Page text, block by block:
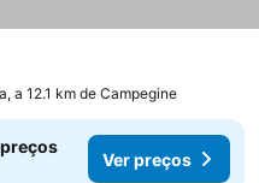
a 12.1 km de Campegine
Ver preços